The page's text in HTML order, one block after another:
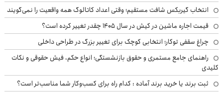
انتخاب گیربکس شافت مستقیم؛ وقتی اعداد کاتالوگ همه واقعیت را نمی‌گویند
قیمت اجاره ماشین در کیش در سال ۱۴۰۵ چقدر تغییر کرده است؟
چراغ سقفی توکار؛ انتخابی کوچک برای تغییر بزرگ در طراحی داخلی
راهنمای جامع مستمری و حقوق بازنشستگی؛ انواع حکم، فیش حقوقی و نکات
کلیدی
ثبت برند یا خرید برند آماده : کدام راه برای کسب‌وکار شما مناسب‌تر است؟